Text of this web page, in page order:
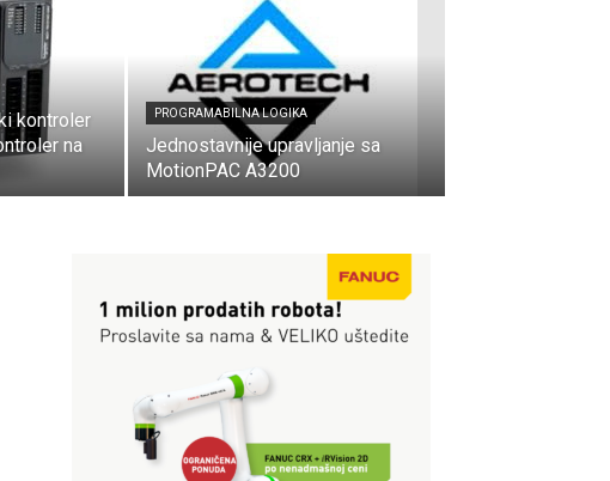
kontroler
na
PROGRAMABILNA LOGIKA
Jednostavnije upravljanje sa
MotionPAC A3200